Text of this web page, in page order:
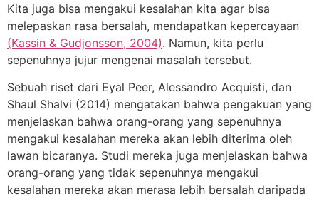
Kita juga bisa mengakui kesalahan kita agar bisa
melepaskan rasa bersalah, mendapatkan kepercayaan
(Kassin & Gudjonsson, 2004). Namun, kita perlu
sepenuhnya jujur mengenai masalah tersebut.
Sebuah riset dari Eyal Peer, Alessandro Acquisti, dan
Shaul Shalvi (2014) mengatakan bahwa pengakuan yang
menjelaskan bahwa orang-orang yang sepenuhnya
mengakui kesalahan mereka akan lebih diterima oleh
lawan bicaranya. Studi mereka juga menjelaskan bahwa
orang-orang yang tidak sepenuhnya mengakui
kesalahan mereka akan merasa lebih bersalah daripada